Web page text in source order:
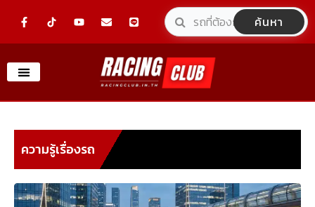
F
a
e
o
o
-
o
t
n
e
l
o
p
e
L
i
e
ค้นหา
ความรู้เรื่องรถ
P
P
P
P